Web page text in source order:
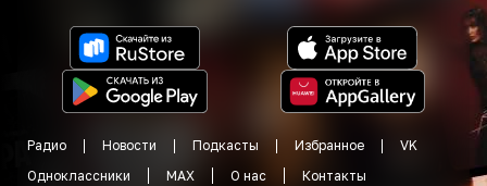
Радио Новости Подкасты Избранное
VK
Одноклассники
MAX О нас
Контакты